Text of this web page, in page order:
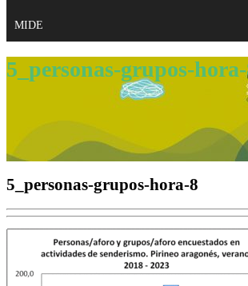
MIDE
5_personas-grupos-
5_personas-grupos-hora-8